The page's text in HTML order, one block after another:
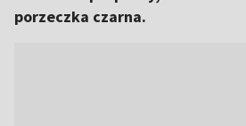
porzeczka czarna.